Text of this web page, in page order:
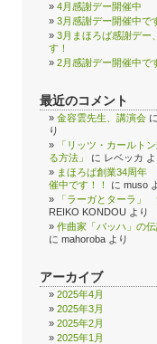
4月感謝デー開催中
3月感謝デー開催中で
3月まほろば感謝デー
す！
2月感謝デー開催中で
最近のコメント
金容雲先生、講演会 に
り
「リッツ・カールト
る方法」
に レベッカ
まほろば創業34周
催中です！！
に muso
「ラーガとターラ」
REIKO KONDOU より
作曲家「バッハ」の
に mahoroba より
アーカイブ
2025年4月
2025年3月
2025年2月
2025年1月